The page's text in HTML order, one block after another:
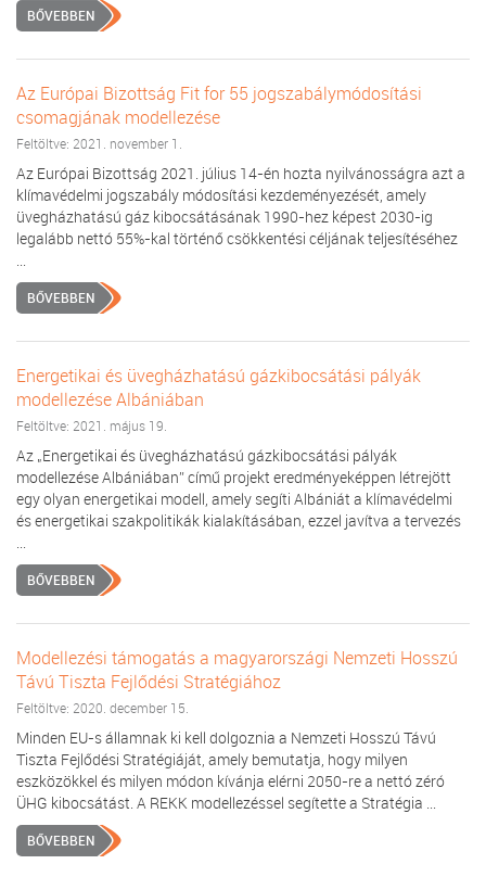
BŐVEBBEN
Az Európai Bizottság Fit for 55 jogszabálymódosítási
csomagjának modellezése
Feltöltve: 2021. november 1.
Az Európai Bizottság 2021. július 14-én hozta nyilvánosságra azt a
klímavédelmi jogszabály módosítási kezdeményezését, amely
üvegházhatású gáz kibocsátásának 1990-hez képest 2030-ig
legalább nettó 55%-kal történő csökkentési céljának teljesítéséhez
...
BŐVEBBEN
Energetikai és üvegházhatású gázkibocsátási pályák
modellezése Albániában
Feltöltve: 2021. május 19.
Az „Energetikai és üvegházhatású gázkibocsátási pályák
modellezése Albániában” című projekt eredményeképpen létrejött
egy olyan energetikai modell, amely segíti Albániát a klímavédelmi
és energetikai szakpolitikák kialakításában, ezzel javítva a tervezés
...
BŐVEBBEN
Modellezési támogatás a magyarországi Nemzeti Hosszú
Távú Tiszta Fejlődési Stratégiához
Feltöltve: 2020. december 15.
Minden EU-s államnak ki kell dolgoznia a Nemzeti Hosszú Távú
Tiszta Fejlődési Stratégiáját, amely bemutatja, hogy milyen
eszközökkel és milyen módon kívánja elérni 2050-re a nettó zéró
ÜHG kibocsátást. A REKK modellezéssel segítette a Stratégia ...
BŐVEBBEN